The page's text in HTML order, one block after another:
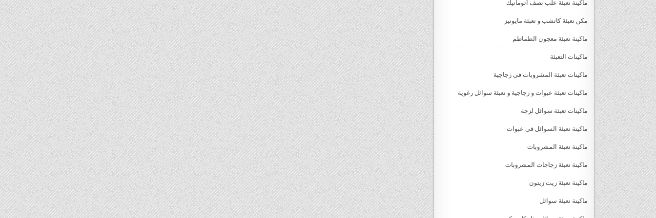
ماكينة تعبئة علب نصف أتوماتيك
مكن تعبئة كاتشب و تعبئة مايونيز
ماكينة تعبئة معجون الطماطم
ماكينات التعبئة
ماكينات تعبئة المشروبات فى زجاجية
ماكينات تعبئة عبوات و زجاجية و تعبئة سوائل رغوية
ماكينات تعبئة سوائل لزجة
‏‏‏ماكينة تعبئة السوائل في عبوات
ماكينة تعبئة المشروبات
ماكينة تعبئة زجاجات المشروبات
ماكينة تعبئة زيت زيتون
ماكينة تعبئة سوائل